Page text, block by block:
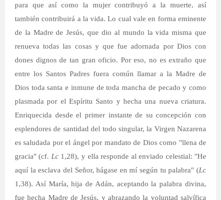
para que así como la mujer contribuyó a la muerte, así
también contribuirá a la vida. Lo cual vale en forma eminente
de la Madre de Jesús, que dio al mundo la vida misma que
renueva todas las cosas y que fue adornada por Dios con
dones dignos de tan gran oficio. Por eso, no es extraño que
entre los Santos Padres fuera común llamar a la Madre de
Dios toda santa e inmune de toda mancha de pecado y como
plasmada por el Espíritu Santo y hecha una nueva criatura.
Enriquecida desde el primer instante de su concepción con
esplendores de santidad del todo singular, la Virgen Nazarena
es saludada por el ángel por mandato de Dios como "llena de
gracia" (cf. Lc1,28), y ella responde al enviado celestial: "He
aquí la esclava del Señor, hágase en mí según tu palabra" (Lc
1,38). Así María, hija de Adán, aceptando la palabra divina,
fue hecha Madre de Jesús, y abrazando la voluntad salvífica